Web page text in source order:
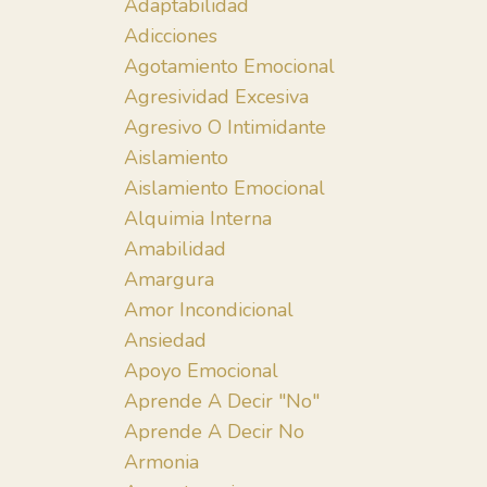
Adicciones
Agotamiento Emocional
Agresividad Excesiva
Agresivo O Intimidante
Aislamiento
Aislamiento Emocional
Alquimia Interna
Amabilidad
Amargura
Amor Incondicional
Ansiedad
Apoyo Emocional
Aprende A Decir "no"
Aprende A Decir No
Armonia